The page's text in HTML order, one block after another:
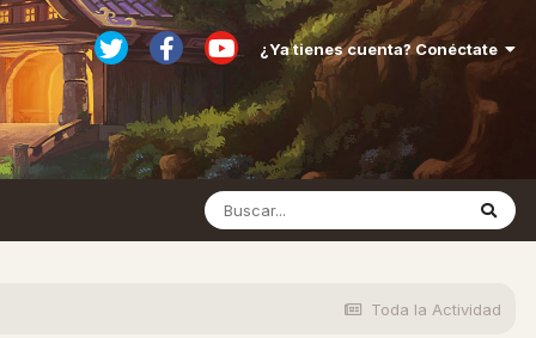
¿Ya tienes cuenta? Conéctate
Toda la Actividad